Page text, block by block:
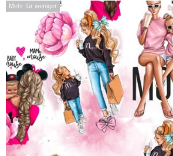
Mehr für weniger